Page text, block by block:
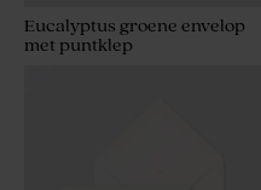
Eucalyptus groene envelop
met puntklep